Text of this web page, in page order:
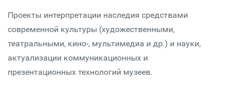
Проекты интерпретации наследия средствами
современной культуры (художественными,
театральными, кино-, мультимедиа и др.) и науки,
актуализации коммуникационных и
презентационных технологий музеев.